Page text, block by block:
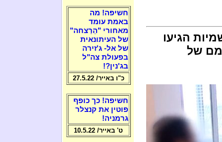
הגיעו
של
חשיפה! מה
באמת עומד
מאחורי "הֵרַצחה"
של העיתונאית
של אל- ג'זירה
בפעולת צה"ל
בג'נין?!
כ"ו באייר/ 27.5.22
חשיפה! כך כופף
פוטין את קנצלר
גרמניה!
ט' באייר/ 10.5.22